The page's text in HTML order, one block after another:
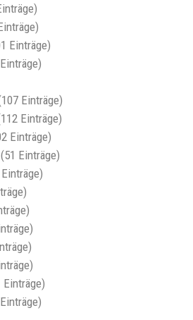
Einträge)
Einträge)
Einträge)
Einträge)
(51 Einträge)
Einträge)